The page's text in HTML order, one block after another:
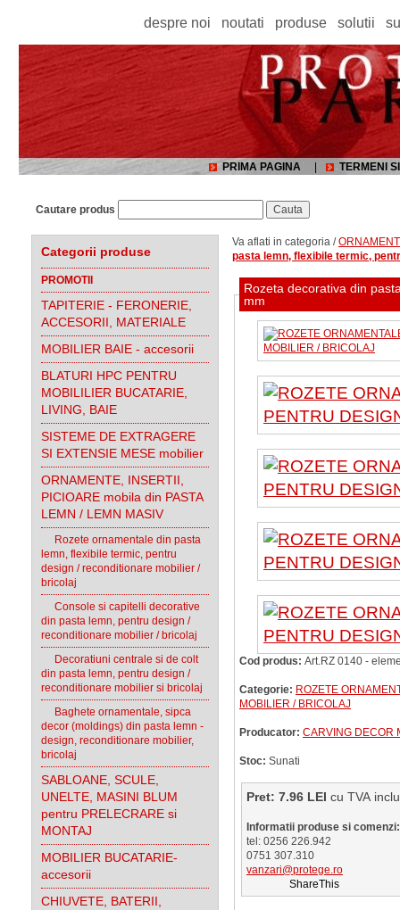
despre noi noutati produse solutii
PRIMA PAGINA TERMENI
Cautare produs
Categorii produse
PROMOTII
TAPITERIE - FERONERIE,
ACCESORII, MATERIALE
MOBILIER BAIE - accesorii
BLATURI HPC PENTRU
MOBILILIER BUCATARIE,
LIVING, BAIE
SISTEME DE EXTRAGERE
SI EXTENSIE MESE mobilier
ORNAMENTE, INSERTII,
PICIOARE mobila din PASTA
LEMN / LEMN MASIV
Rozete ornamentale din pasta
lemn, flexibile termic, pentru
design / reconditionare mobilier /
bricolaj
Console si capitelli decorative
din pasta lemn, pentru design /
reconditionare mobilier / bricolaj
Decoratiuni centrale si de colt
din pasta lemn, pentru design /
reconditionare mobilier si bricolaj
Baghete ornamentale, sipca
decor (moldings) din pasta lemn -
design, reconditionare mobilier,
bricolaj
SABLOANE, SCULE,
UNELTE, MASINI BLUM
pentru PRELECRARE si
MONTAJ
MOBILIER BUCATARIE-
accesorii
CHIUVETE, BATERII,
Va aflati in categoria /
pasta lemn, flexibile termic,
Rozeta decorativa din
mm
Cod produs: Art.RZ 0140 -
Categorie: ROZETE
MOBILIER / BRICOLAJ
Producator: CARVING DECOR
Stoc: Sunati
Pret: 7.96 LEI cu TVA
Informatii produse si comenzi:
tel: 0256 226.942
0751 307.310
vanzari@protege.ro
ShareThis